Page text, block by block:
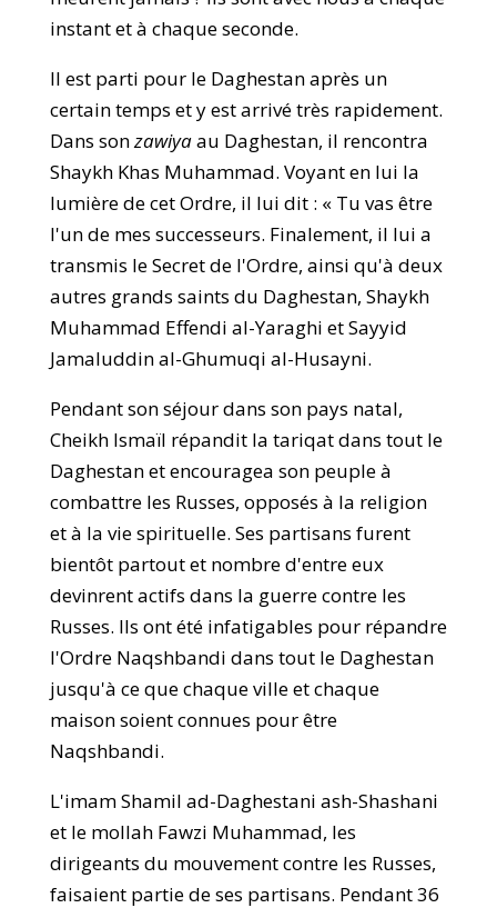
instant et à chaque seconde.
Il est parti pour le Daghestan après un
certain temps et y est arrivé très rapidement.
Dans sonzawiyaau Daghestan, il rencontra
Shaykh Khas Muhammad. Voyant en lui la
lumière de cet Ordre, il lui dit : « Tu vas être
l'un de mes successeurs. Finalement, il lui a
transmis le Secret de l'Ordre, ainsi qu'à deux
autres grands saints du Daghestan, Shaykh
Muhammad Effendi al-Yaraghi et Sayyid
Jamaluddin al-Ghumuqi al-Husayni.
Pendant son séjour dans son pays natal,
Cheikh Ismaïl répandit la tariqat dans tout le
Daghestan et encouragea son peuple à
combattre les Russes, opposés à la religion
et à la vie spirituelle. Ses partisans furent
bientôt partout et nombre d'entre eux
devinrent actifs dans la guerre contre les
Russes. Ils ont été infatigables pour répandre
l'Ordre Naqshbandi dans tout le Daghestan
jusqu'à ce que chaque ville et chaque
maison soient connues pour être
Naqshbandi.
L'imam Shamil ad-Daghestani ash-Shashani
et le mollah Fawzi Muhammad, les
dirigeants du mouvement contre les Russes,
faisaient partie de ses partisans. Pendant 36